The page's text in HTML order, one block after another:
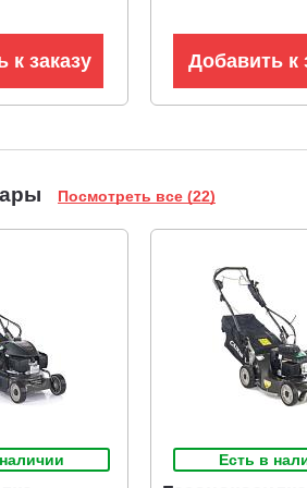
к заказу Добавить к
Посмотреть все (22)
Есть в